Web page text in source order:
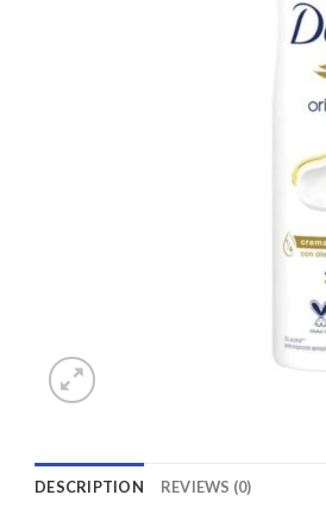
DESCRIPTION REVIEWS (0)